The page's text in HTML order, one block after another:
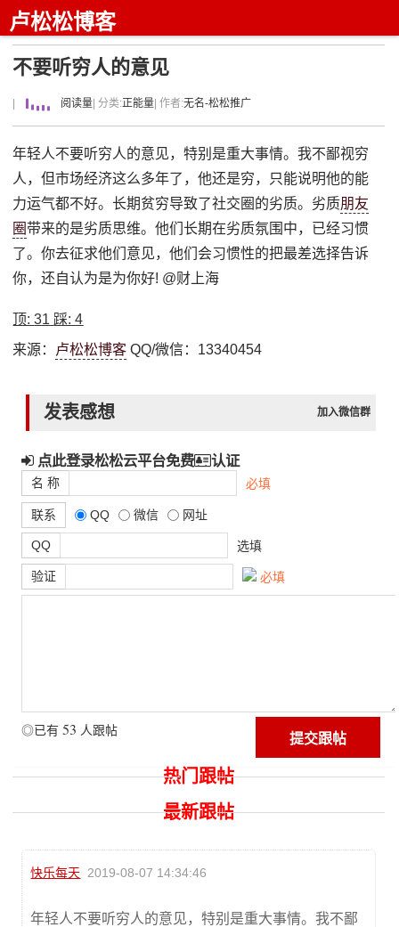
卢松松博客
不要听穷人的意见
阅读量 | 分类:正能量 | 作者:无名-松松推广
年轻人不要听穷人的意见，特别是重大事情。我不鄙视穷
人，但市场经济这么多年了，他还是穷，只能说明他的能
力运气都不好。长期贫穷导致了社交圈的劣质。劣质朋友
圈带来的是劣质思维。他们长期在劣质氛围中，已经习惯
了。你去征求他们意见，他们会习惯性的把最差选择告诉
你，还自认为是为你好! @财上海
顶:31 踩:4
来源： 卢松松博客 QQ/微信：13340454
发表感想 加入微信群
点此登录松松云平台免费 认证
名 称 必填
联系 QQ 微信 网址
QQ 选填
验证 必填
◎已有 53 人跟帖
热门跟帖
最新跟帖
快乐每天 2019-08-07 14:34:46
年轻人不要听穷人的意见，特别是重大事情。我不鄙